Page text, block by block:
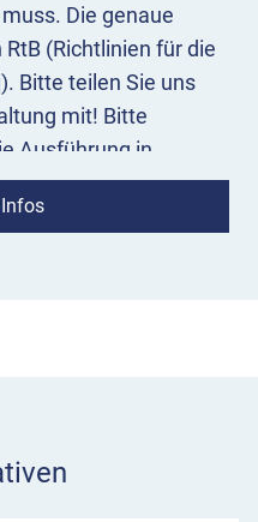
Die genaue
(Richtlinien für die
Bitte teilen Sie uns
mit! Bitte
Ausführung in
Rand) bei dieser
ist.
unterzeichneten